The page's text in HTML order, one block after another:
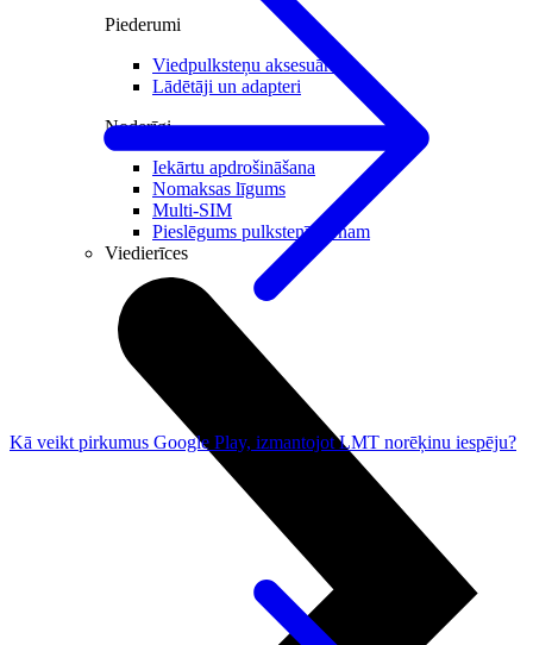
Piederumi
Viedpulksteņu aksesuāri
Lādētāji un adapteri
Noderīgi
Iekārtu apdrošināšana
Nomaksas līgums
Multi-SIM
Pieslēgums pulkstenī bērnam
Viedierīces
Kā veikt pirkumus Google Play, izmantojot LMT norēķinu iespēju?